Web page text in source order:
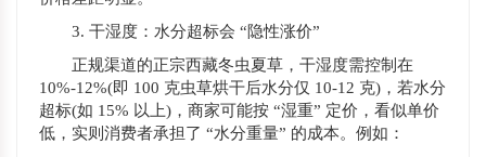
3. 干湿度：水分超标会 “隐性涨价”
正规渠道的正宗西藏冬虫夏草，干湿度需控制在
10%-12%(即 100 克虫草烘干后水分仅 10-12 克)，若水分
超标(如 15% 以上)，商家可能按 “湿重” 定价，看似单价
低，实则消费者承担了 “水分重量” 的成本。例如：